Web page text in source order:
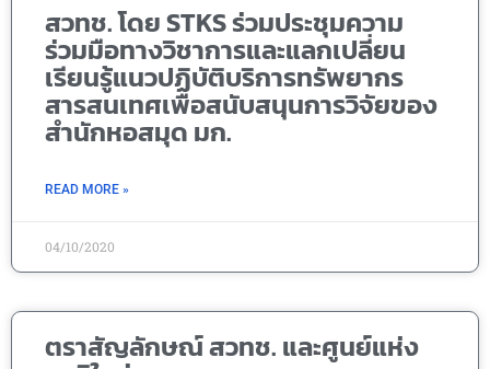
สวทช. โดย STKS ร่วมประชุมความ
ร่วมมือทางวิชาการและแลกเปลี่ยน
เรียนรู้แนวปฏิบัติบริการทรัพยากร
สารสนเทศเพื่อสนับสนุนการวิจัยของ
สำนักหอสมุด มก.
READ MORE »
04/10/2020
ตราสัญลักษณ์ สวทช. และศูนย์แห่ง